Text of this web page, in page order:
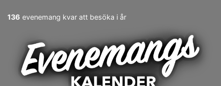
136 evenemang kvar att besöka i år